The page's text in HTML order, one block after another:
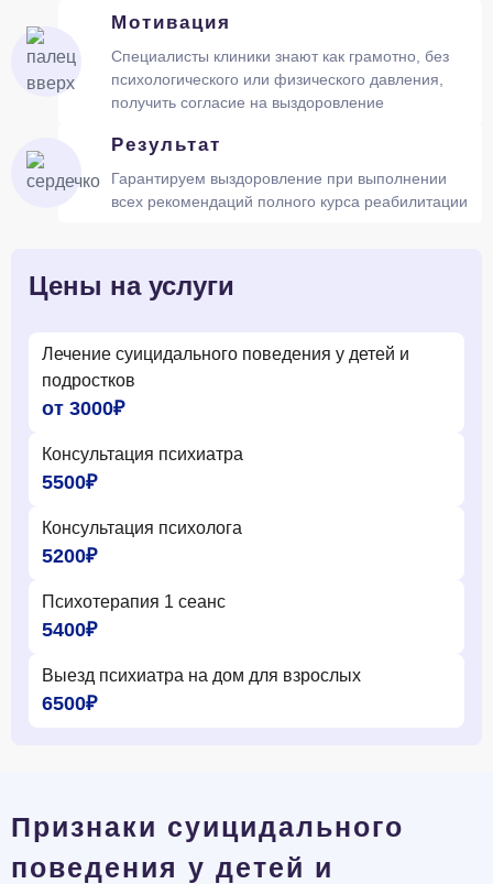
Мотивация
Специалисты клиники знают как грамотно, без
психологического или физического давления,
получить согласие на выздоровление
Результат
Гарантируем выздоровление при выполнении
всех рекомендаций полного курса реабилитации
Цены на услуги
Лечение суицидального поведения у детей и
подростков
от 3000₽
Консультация психиатра
5500₽
Консультация психолога
5200₽
Психотерапия 1 сеанс
5400₽
Выезд психиатра на дом для взрослых
6500₽
Признаки суицидального
поведения у детей и